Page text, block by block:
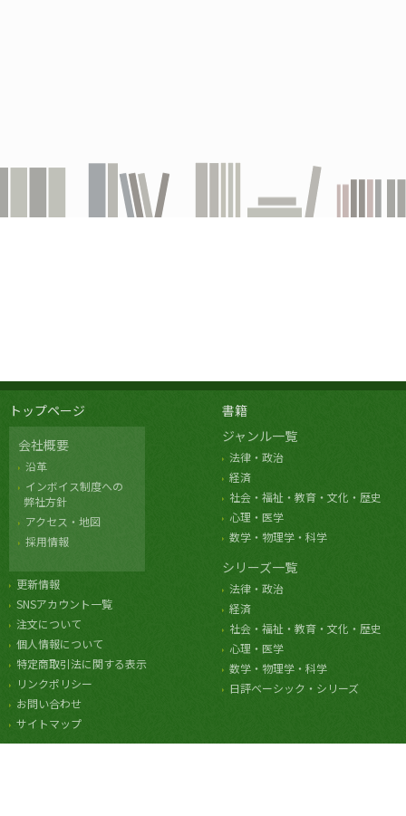
トップページ
会社概要
沿革
インボイス制度への
弊社方針
アクセス・地図
採用情報
更新情報
SNSアカウント一覧
注文について
個人情報について
特定商取引法に関する表示
リンクポリシー
お問い合わせ
サイトマップ
書籍
ジャンル一覧
法律・政治
経済
社会・福祉・教育・文化・歴史
心理・医学
数学・物理学・科学
シリーズ一覧
法律・政治
経済
社会・福祉・教育・文化・歴史
心理・医学
数学・物理学・科学
日評ベーシック・シリーズ